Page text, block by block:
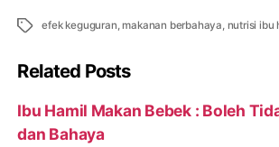
Tags efek keguguran ,makanan berbahaya nutrisi ibu
Related Posts
Ibu Hamil Makan Bebek : Boleh
dan Bahaya